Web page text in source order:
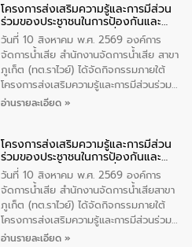
โครงการส่งเสริมความรู้และการมีส่วน
ร่วมของประชาชนในการป้องกันและ
แก้ไขปัญหาน้ำเสียอย่างยั่งยืน
วันที่ 10 สิงหาคม พ.ศ. 2569 องค์การ
จัดการน้ำเสีย สำนักงานจัดการน้ำเสีย สาขา
ภูเก็ต (ทต.ราไวย์) ได้จัดกิจกรรมภายใต้
โครงการส่งเสริมความรู้และการมีส่วนร่วม
ของประชาชนในการป้องกันและแก้ไขปัญหา
ความรู้แก่อาสาสมัครท้องถิ่นรักษ์โลก อาสา
สมัครสาธารณสุขประจำหมู่บ้าน และ
ประชาชนผู้ที่สนใจเข้าร่วม จำนวน 80 คน
เพื่อส่งเสริมความรู้ด้านการจัดการน้ำเสีย
การบำบัดน้ำเสียเบื้องต้นในครัวเรือน และ
สร้างจิตสำนึกในการอนุรักษ์สิ่งแวดล้อม ใน
การนี้ นายเทมส์ ไกรทัศน์ นายกเทศมนตรี
อ่านรายละเอียด »
โครงการส่งเสริมความรู้และการมีส่วน
ร่วมของประชาชนในการป้องกันและ
แก้ไขปัญหาน้ำเสียอย่างยั่งยืน
วันที่ 10 สิงหาคม พ.ศ. 2569 องค์การ
จัดการน้ำเสีย สำนักงานจัดการน้ำเสียสาขา
ภูเก็ต (ทต.ราไวย์) ได้จัดกิจกรรมภายใต้
โครงการส่งเสริมความรู้และการมีส่วนร่วม
ของประชาชนในการป้องกันและแก้ไขปัญหา
อ่านรายละเอียด »